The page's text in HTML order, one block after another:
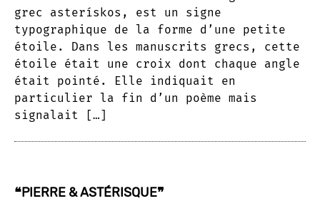
grec asterískos, est un signe
typographique de la forme d’une petite
étoile. Dans les manuscrits grecs, cette
étoile était une croix dont chaque angle
était pointé. Elle indiquait en
particulier la fin d’un poème mais
signalait […]
❝PIERRE & ASTÉRISQUE❞